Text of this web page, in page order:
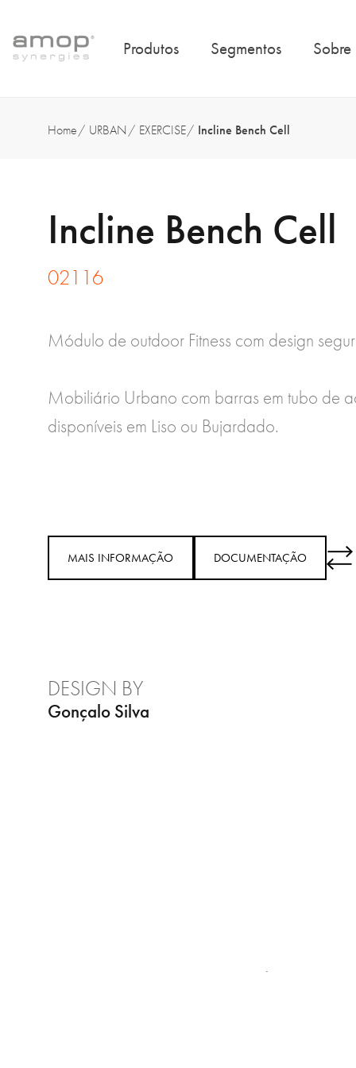
Produtos Segmentos Sobre
Home URBAN EXERCISE Incline Bench Cell
Incline Bench Cell
02116
Módulo de outdoor Fitness com design
Mobiliário Urbano com barras em tubo de
disponíveis em Liso ou Bujardado.
MAIS INFORMAÇÃO DOCUMENTAÇÃO
DESIGN BY
Gonçalo Silva